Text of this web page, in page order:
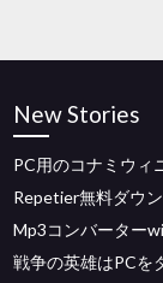
New Stories
PC用のコナミウィ
Repetier無料ダウ
Mp3コンバーター
戦争の英雄はPCを